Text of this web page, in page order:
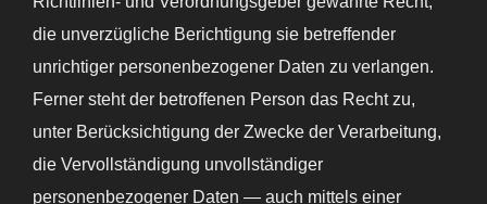
die unverzügliche Berichtigung sie betreffender
unrichtiger personenbezogener Daten zu verlangen.
Ferner steht der betroffenen Person das Recht zu,
unter Berücksichtigung der Zwecke der Verarbeitung,
die Vervollständigung unvollständiger
personenbezogener Daten — auch mittels einer